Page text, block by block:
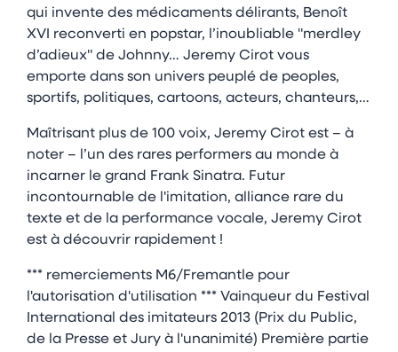
qui invente des médicaments délirants, Benoît
XVI reconverti en popstar, l’inoubliable "merdley
d’adieux" de Johnny… Jeremy Cirot vous
emporte dans son univers peuplé de peoples,
sportifs, politiques, cartoons, acteurs, chanteurs,…
Maîtrisant plus de 100 voix, Jeremy Cirot est – à
noter – l’un des rares performers au monde à
incarner le grand Frank Sinatra. Futur
incontournable de l'imitation, alliance rare du
texte et de la performance vocale, Jeremy Cirot
est à découvrir rapidement !
*** remerciements M6/Fremantle pour
l'autorisation d'utilisation *** Vainqueur du Festival
International des imitateurs 2013 (Prix du Public,
de la Presse et Jury à l'unanimité) Première partie